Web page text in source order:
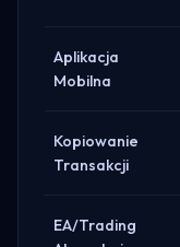
Aplikacja
Mobilna
Kopiowanie
Transakcji
EA/Trading